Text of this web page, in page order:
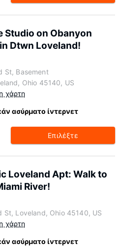
Studio on Obanyon
Dtwn Loveland!
St, Basement
Ohio 45140, US
χάρτη
ασύρματο ίντερνετ
Επιλέξτε
Loveland Apt: Walk to
River!
St, Loveland, Ohio 45140, US
χάρτη
ασύρματο ίντερνετ